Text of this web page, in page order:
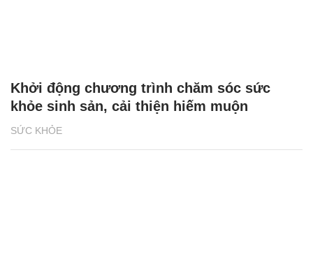
SỨC KHỎE
Khởi động chương trình chăm sóc sức
khỏe sinh sản, cải thiện hiếm muộn